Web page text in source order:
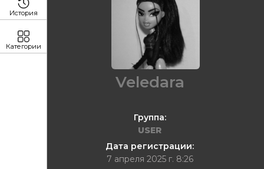
Veledara
Группа:
USER
Дата регистрации:
7 апреля 2025 г. 8:26
История
Категории